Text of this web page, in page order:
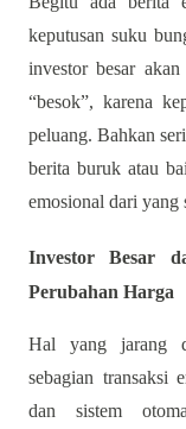
keputusan suku
investor besar
“besok”, karena
peluang. Bahkan
berita buruk atau
emosional dari yang
Investor Besar
Perubahan Harga
Hal yang jarang
sebagian transaksi
dan sistem